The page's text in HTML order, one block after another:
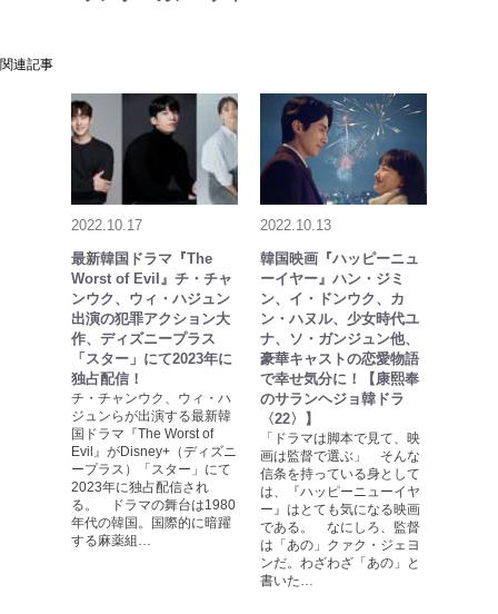
関連記事
2022.10.17
最新韓国ドラマ『The
Worst of Evil』チ・チャ
ンウク、ウィ・ハジュン
出演の犯罪アクション大
作、ディズニープラス
「スター」にて2023年に
独占配信！
チ・チャンウク、ウィ・ハ
ジュンらが出演する最新韓
国ドラマ『The Worst of
Evil』がDisney+（ディズニ
ープラス）「スター」にて
2023年に独占配信され
る。 ドラマの舞台は1980
年代の韓国。国際的に暗躍
する麻薬組…
2022.10.13
韓国映画『ハッピーニュ
ーイヤー』ハン・ジミ
ン、イ・ドンウク、カ
ン・ハヌル、少女時代ユ
ナ、ソ・ガンジュン他、
豪華キャストの恋愛物語
で幸せ気分に！【康熙奉
のサランヘジョ韓ドラ
〈22〉】
「ドラマは脚本で見て、映
画は監督で選ぶ」 そんな
信条を持っている身として
は、『ハッピーニューイヤ
ー』はとても気になる映画
である。 なにしろ、監督
は「あの」クァク・ジェヨ
ンだ。わざわざ「あの」と
書いた…